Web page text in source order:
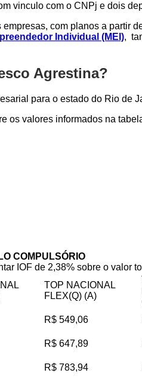
vinculo com o CNPj e dois
com planos a partir
Individual (MEI),
Agrestina?
para o estado do Rio de
os valores informados na
COMPULSÓRIO
IOF de 2,38% sobre o valor
TOP NACIONAL
FLEX(Q) (A)
R$ 549,06
R$ 647,89
R$ 783,94